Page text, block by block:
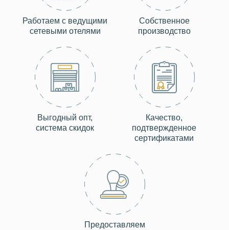
Работаем с ведущими
сетевыми отелями
Собственное
производство
Выгодный опт,
система скидок
Качество,
подтвержденное
сертификатами
Предоставляем